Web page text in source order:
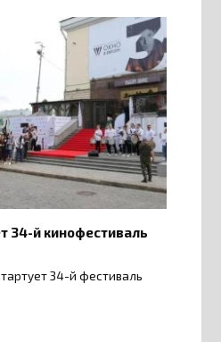
34-й кинофестиваль
34-й фестиваль